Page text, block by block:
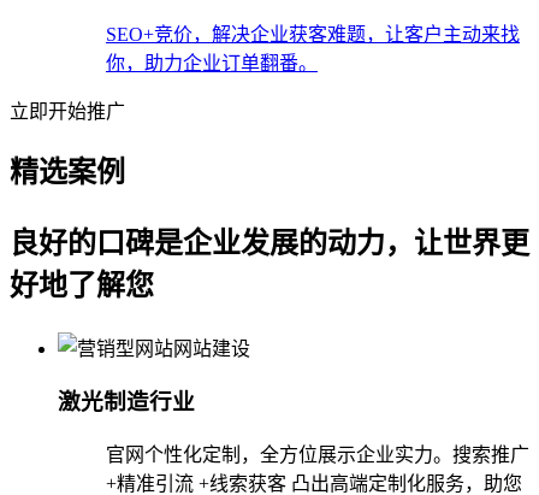
SEO+竞价，解决企业获客难题，让客户主动来找
你，助力企业订单翻番。
立即开始推广
精选案例
良好的口碑是企业发展的动力，让世界更
好地了解您
激光制造行业
官网个性化定制，全方位展示企业实力。搜索推广
+精准引流 +线索获客 凸出高端定制化服务，助您